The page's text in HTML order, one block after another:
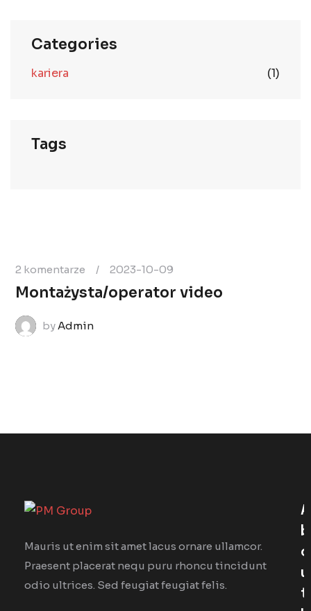
Categories
kariera (1)
Tags
2 komentarze / 2023-10-09
Montażysta/operator video
by Admin
Mauris ut enim sit amet lacus ornare ullamcor.
Praesent placerat nequ puru rhoncu tincidunt
odio ultrices. Sed feugiat feugiat felis.
A
B
O
U
T